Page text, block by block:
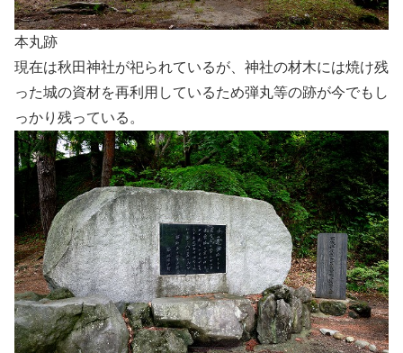
本丸跡
現在は秋田神社が祀られているが、神社の材木には焼け残
った城の資材を再利用しているため弾丸等の跡が今でもし
っかり残っている。